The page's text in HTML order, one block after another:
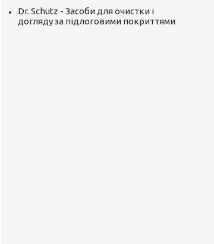
Dr. Schutz - Засоби для очистки і
догляду за підлоговими покриттями